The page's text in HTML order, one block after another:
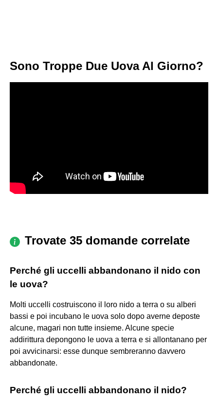
Sono Troppe Due Uova Al Giorno?
Trovate 35 domande correlate
Perché gli uccelli abbandonano il nido con
le uova?
Molti uccelli costruiscono il loro nido a terra o su alberi
bassi e poi incubano le uova solo dopo averne deposte
alcune, magari non tutte insieme. Alcune specie
addirittura depongono le uova a terra e si allontanano per
poi avvicinarsi: esse dunque sembreranno davvero
abbandonate.
Perché gli uccelli abbandonano il nido?